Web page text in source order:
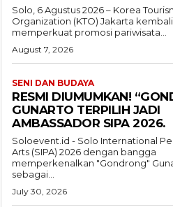
Solo, 6 Agustus 2026 – Korea
Organization (KTO) Jakarta kembali
memperkuat promosi pariwisata...
August 7, 2026
SENI DAN BUDAYA
RESMI DIUMUMKAN!
GUNARTO TERPILIH JADI
AMBASSADOR SIPA 2026.
Soloevent.id - Solo International
Arts (SIPA) 2026 dengan bangga
memperkenalkan "Gondrong"
sebagai...
July 30, 2026